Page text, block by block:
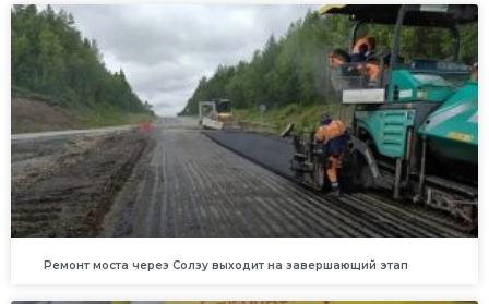
Ремонт моста через Солзу выходит на завершающий этап